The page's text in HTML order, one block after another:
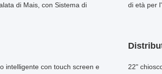
di Mais, con Sistema di
di età per
intelligente con touch screen e
22"